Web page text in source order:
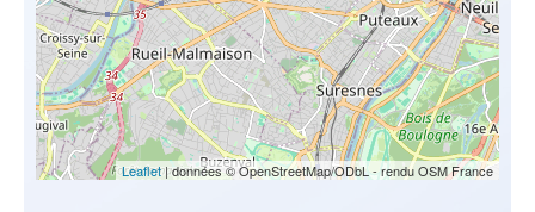
Leaflet| données © OpenStreetMap/ODbL - rendu OSM France